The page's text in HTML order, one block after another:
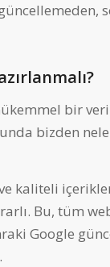
bir
bizden
kaliteli
Bu, tüm
Google